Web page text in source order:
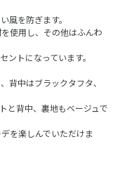
風を防ぎます。
使用し、その他はふんわ
ントになっています。
背中はブラックタフタ、
と背中、裏地もベージュで
を楽しんでいただけま